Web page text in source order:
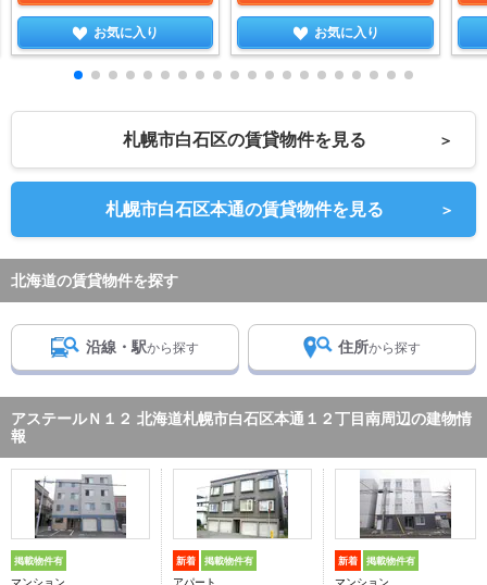
お気に入り お気に入り
札幌市白石区の賃貸物件を見る ＞
札幌市白石区本通の賃貸物件を見る ＞
北海道の賃貸物件を探す
沿線・駅から探す 住所から探す
アステールＮ１２ 北海道札幌市白石区本通１２丁目南周辺の建物情
報
掲載物件有
マンション
新着 掲載物件有
アパート
新着 掲載物件有
マンション